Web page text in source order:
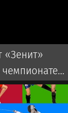
«Зенит»